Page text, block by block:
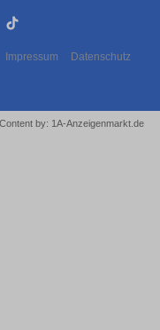
Impressum Datenschutz
by: 1A-Anzeigenmarkt.de